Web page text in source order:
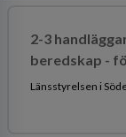
2-3
beredskap -
Länsstyrelsen i